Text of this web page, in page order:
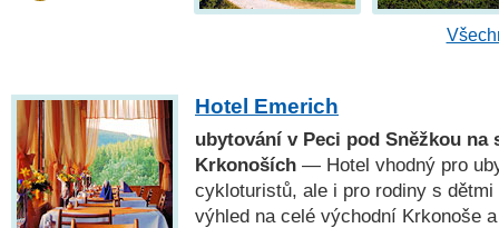
Hotel Emerich
ubytování v Peci pod Sněžkou na
Krkonoších — Hotel vhodný pro
cykloturistů, ale i pro rodiny s
výhled na celé východní Krkonoše